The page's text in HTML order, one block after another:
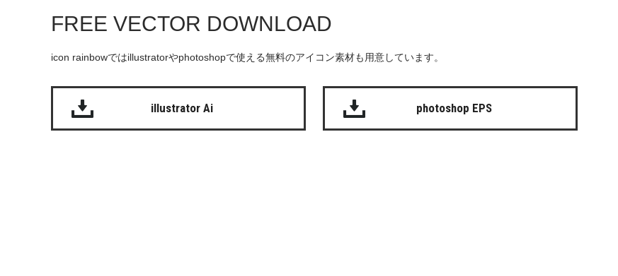
FREE VECTOR DOWNLOAD
icon rainbowではillustratorやphotoshopで使える無料のアイコン素材も用意しています。
illustrator Ai photoshop EPS